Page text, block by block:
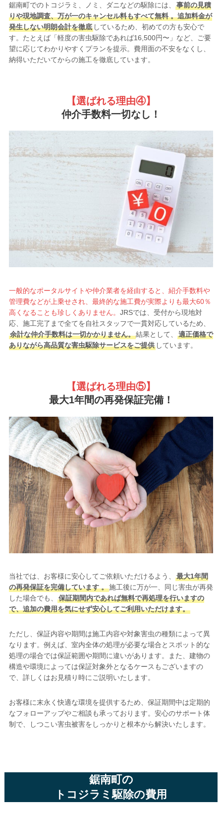
鋸南町でのトコジラミ、ノミ、ダニなどの駆除には、
事前の見積
りや現地調査、万が一のキャンセル料もすべて無料 。追加料金が
発生しない明朗会計を徹底しているため、初めての方も安心で
す。たとえば「軽度の害虫駆除であれば16,500円〜」など、ご要
望に応じてわかりやすくプランを提示。費用面の不安をなくし、
納得いただいてからの施工を徹底しています。
【選ばれる理由④】
仲介手数料一切なし！
一般的なポータルサイトや仲介業者を経由すると、紹介手数料や
管理費などが上乗せされ、最終的な施工費が実際よりも最大60％
高くなることも珍しくありません。 JRSでは、受付から現地対
応、施工完了まで全てを自社スタッフで一貫対応しているため、
余計な仲介手数料は一切かかりません。結果として、
適正価格で
ありながら高品質な害虫駆除サービスをご提供しています。
【選ばれる理由⑤】
最大1年間の再発保証完備！
当社では、お客様に安心してご依頼いただけるよう、
最大1年間
の再発保証を完備しています 。施工後に万が一、同じ害虫が再発
した場合でも、
保証期間内であれば無料で再処理を行いますの
で、追加の費用を気にせず安心してご利用いただけます。
ただし、保証内容や期間は施工内容や対象害虫の種類によって異
なります。例えば、室内全体の処理が必要な場合とスポット的な
処理の場合では保証範囲や期間に違いがあります。また、建物の
構造や環境によっては保証対象外となるケースもございますの
で、詳しくはお見積り時にご説明いたします。
お客様に末永く快適な環境を提供するため、保証期間中は定期的
なフォローアップやご相談も承っております。安心のサポート体
制で、しつこい害虫被害をしっかりと根本から解決いたします。
鋸南町の
トコジラミ駆除の費用